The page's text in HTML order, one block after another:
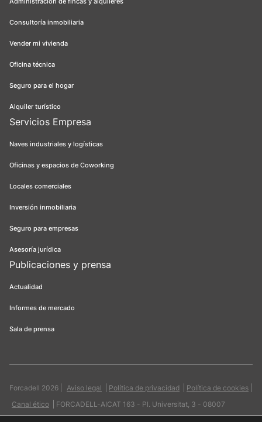
Consultoría inmobiliaria
Vender mi vivienda
Oficina técnica
Seguro para el hogar
Alquiler turístico
Servicios Empresa
Naves industriales y logísticas
Oficinas y espacios de Coworking
Locales comerciales
Inversión inmobiliaria
Seguro para empresas
Asesoría jurídica
Publicaciones y prensa
Actualidad
Informes de mercado
Sala de prensa
Forcadell 2026 Aviso legal Política de privacidad
Política de cookies
Canal ético
FORCADELL-AICAT 163 - Pl. Universitat, 3 - 08007